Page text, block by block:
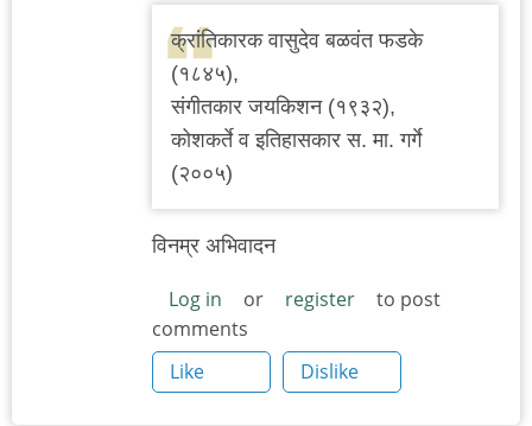
क्रांतिकारक वासुदेव बळवंत फडके
(१८४५),
संगीतकार जयकिशन (१९३२),
कोशकर्ते व इतिहासकार स. मा. गर्गे
(२००५)
विनम्र अभिवादन
Log in or register
to post
comments
Like
Dislike